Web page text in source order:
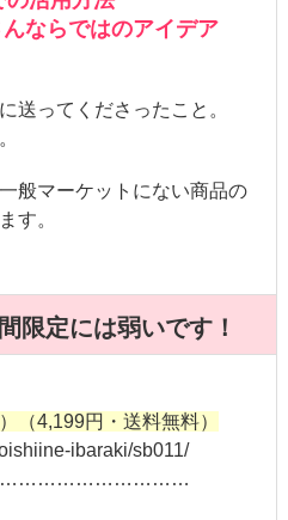
ならではのアイデア
送ってくださったこと。
般マーケットにない商品の
す。
限定には弱いです！
（4,199円・送料無料）
ibaraki/sb011/